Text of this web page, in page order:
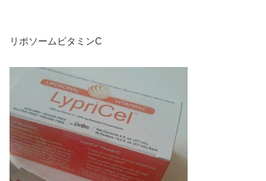
リポソームビタミンC